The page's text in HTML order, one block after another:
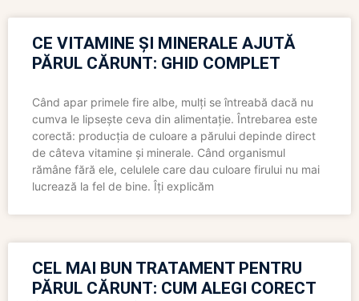
CE VITAMINE ȘI MINERALE AJUTĂ
PĂRUL CĂRUNT: GHID COMPLET
Când apar primele fire albe, mulți se întreabă dacă nu
cumva le lipsește ceva din alimentație. Întrebarea este
corectă: producția de culoare a părului depinde direct
de câteva vitamine și minerale. Când organismul
rămâne fără ele, celulele care dau culoare firului nu mai
lucrează la fel de bine. Îți explicăm
CEL MAI BUN TRATAMENT PENTRU
PĂRUL CĂRUNT: CUM ALEGI CORECT